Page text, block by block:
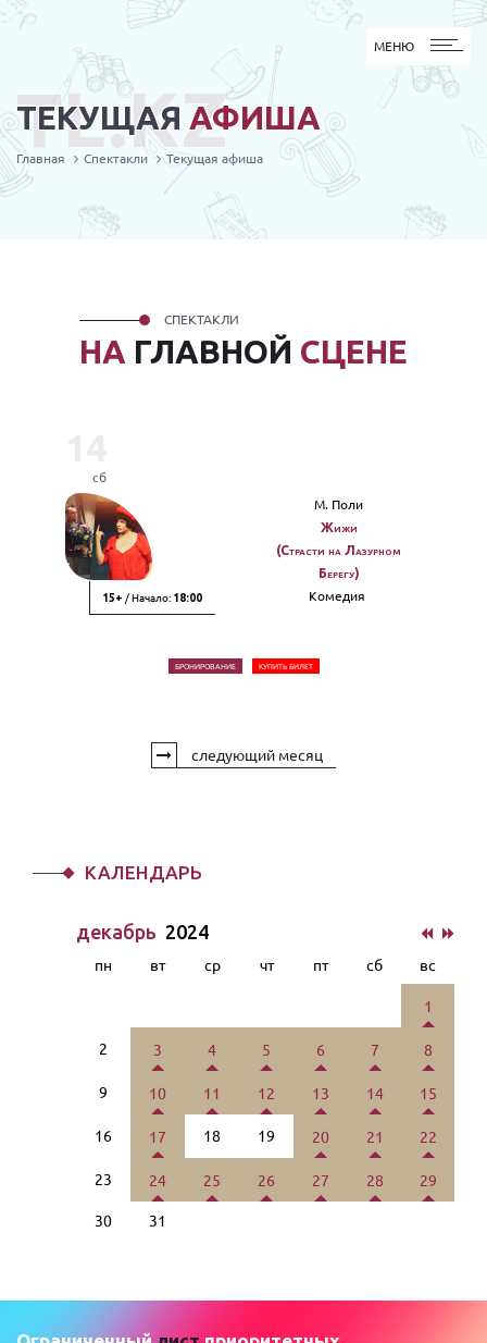
МЕНЮ
МЕНЮ
ТЕКУЩАЯ АФИША
TL.KZ
Главная Спектакли Текущая афиша
НА ГЛАВНОЙ СЦЕНЕ
СПЕКТАКЛИ
сб
15+ / Начало: 18:00
М. Поли
Жижи
(Страсти на Лазурном
Берегу)
Комедия
БРОНИРОВАНИЕ КУПИТЬ БИЛЕТ
следующий месяц
КАЛЕНДАРЬ
декабрь 2024
пн вт ср чт пт сб вс
1
2 3 4 5 6 7 8
9 10 11 12 13 14 15
16 17 18 19 20 21 22
23 24 25 26 27 28 29
30 31